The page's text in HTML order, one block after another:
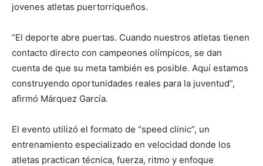
jovenes atletas puertorriqueños.
“El deporte abre puertas. Cuando nuestros atletas tienen
contacto directo con campeones olímpicos, se dan
cuenta de que su meta también es posible. Aquí estamos
construyendo oportunidades reales para la juventud”,
afirmó Márquez García.
El evento utilizó el formato de “speed clinic”, un
entrenamiento especializado en velocidad donde los
atletas practican técnica, fuerza, ritmo y enfoque